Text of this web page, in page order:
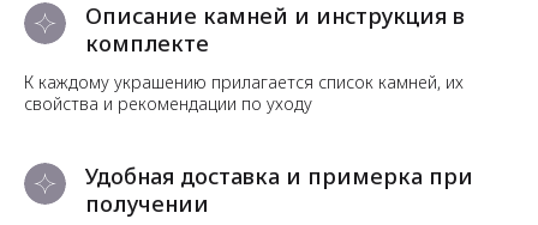
Описание камней и инструкция в
комплекте
К каждому украшению прилагается список камней, их
свойства и рекомендации по уходу
Удобная доставка и примерка при
получении